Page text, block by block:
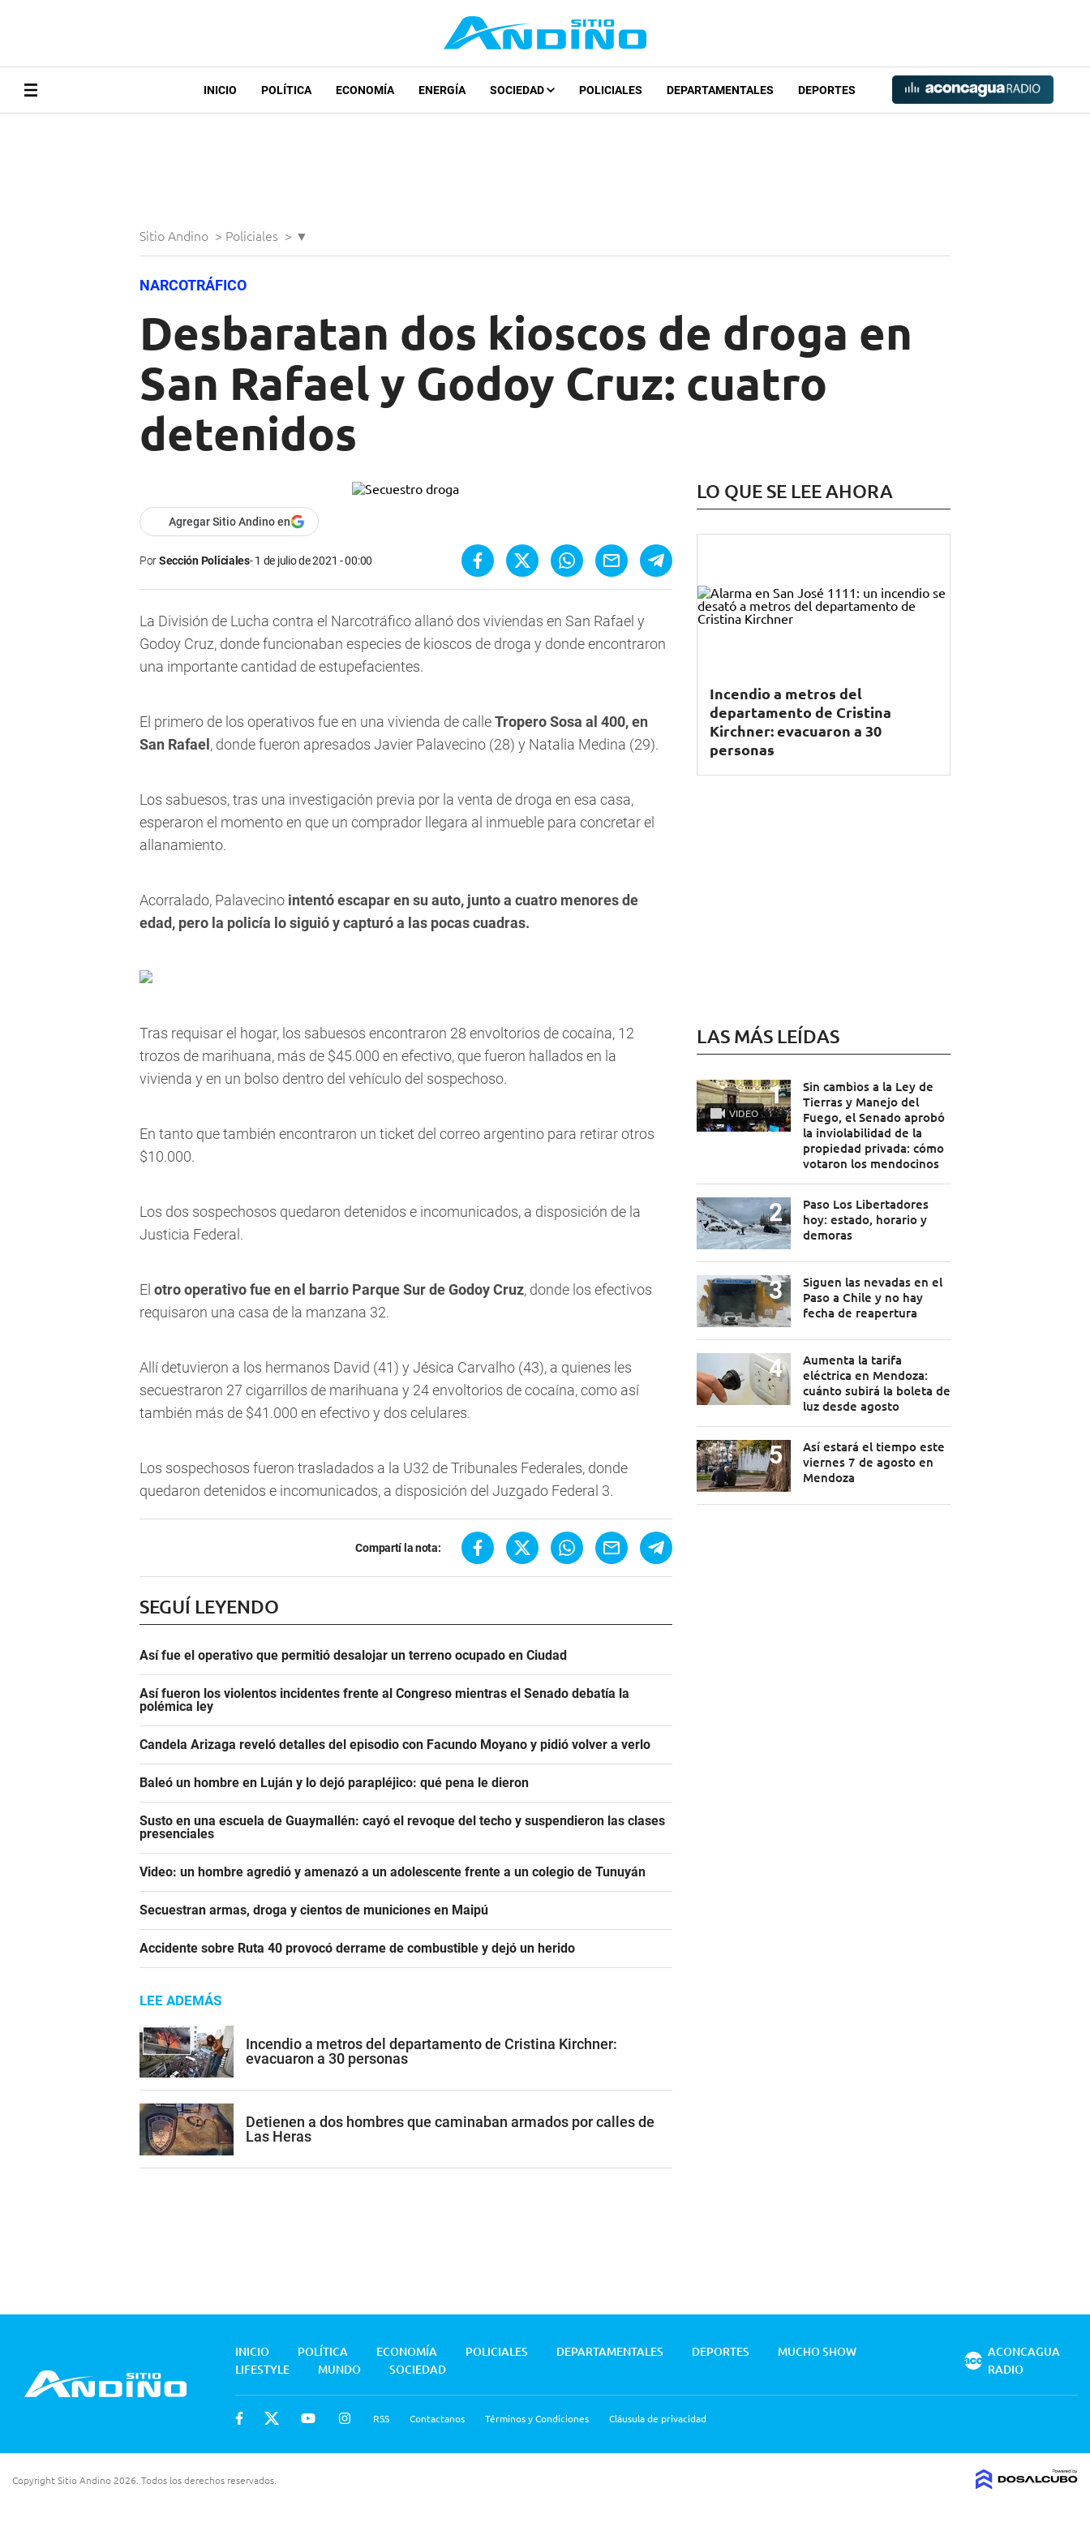
INICIO POLÍTICA ECONOMÍA ENERGÍA SOCIEDAD POLICIALES DEPARTAMENTALES DEPORTES
Sitio Andino > Policiales > ▼
NARCOTRÁFICO
Desbaratan dos kioscos de droga en
San Rafael y Godoy Cruz: cuatro
detenidos
Agregar Sitio Andino en
PorSección Policiales 1 de julio de 2021 - 00:00
La División de Lucha contra el Narcotráfico allanó dos viviendas en San Rafael y
Godoy Cruz, donde funcionaban especies de kioscos de droga y donde encontraron
una importante cantidad de estupefacientes.
El primero de los operativos fue en una vivienda de calleTropero Sosa al 400, en
San Rafael , donde fueron apresados Javier Palavecino (28) y Natalia Medina (29).
Los sabuesos, tras una investigación previa por la venta de droga en esa casa,
esperaron el momento en que un comprador llegara al inmueble para concretar el
allanamiento.
Acorralado, Palavecino intentó escapar en su auto, junto a cuatro menores de
edad, pero la policía lo siguió y capturó a las pocas cuadras.
Tras requisar el hogar, los sabuesos encontraron 28 envoltorios de cocaína, 12
trozos de marihuana, más de $45.000 en efectivo, que fueron hallados en la
vivienda y en un bolso dentro del vehículo del sospechoso.
En tanto que también encontraron un ticket del correo argentino para retirar otros
$10.000.
Los dos sospechosos quedaron detenidos e incomunicados, a disposición de la
Justicia Federal.
El otro operativo fue en el barrio Parque Sur de Godoy Cruz, donde los efectivos
requisaron una casa de la manzana 32.
Allí detuvieron a los hermanos David (41) y Jésica Carvalho (43), a quienes les
secuestraron 27 cigarrillos de marihuana y 24 envoltorios de cocaína, como así
también más de $41.000 en efectivoy dos celulares.
Los sospechosos fueron trasladados a la U32 de Tribunales Federales, donde
quedaron detenidos e incomunicados, a disposición del Juzgado Federal 3.
Compartí la nota:
SEGUÍ LEYENDO
Así fue el operativo que permitió desalojar un terreno ocupado en Ciudad
Así fueron los violentos incidentes frente al Congreso mientras el Senado debatía la
polémica ley
Candela Arizaga reveló detalles del episodio con Facundo Moyano y pidió volver a verlo
Baleó un hombre en Luján y lo dejó parapléjico: qué pena le dieron
Susto en una escuela de Guaymallén: cayó el revoque del techo y suspendieron las clases
presenciales
Video: un hombre agredió y amenazó a un adolescente frente a un colegio de Tunuyán
Secuestran armas, droga y cientos de municiones en Maipú
Accidente sobre Ruta 40 provocó derrame de combustible y dejó un herido
LEE ADEMÁS
Incendio a metros del departamento de Cristina Kirchner:
evacuaron a 30 personas
Detienen a dos hombres que caminaban armados por calles de
Las Heras
LO QUE SE LEE AHORA
Incendio a metros del
departamento de Cristina
Kirchner: evacuaron a 30
personas
LAS MÁS LEÍDAS
VIDEO
Sin cambios a la Ley de
Tierras y Manejo del
Fuego, el Senado aprobó
la inviolabilidad de la
propiedad privada: cómo
votaron los mendocinos
Paso Los Libertadores
hoy: estado, horario y
demoras
Siguen las nevadas en el
Paso a Chile y no hay
fecha de reapertura
Aumenta la tarifa
eléctrica en Mendoza:
cuánto subirá la boleta de
luz desde agosto
Así estará el tiempo este
viernes 7 de agosto en
Mendoza
INICIO POLÍTICA ECONOMÍA POLICIALES DEPARTAMENTALES DEPORTES
MUCHO SHOW
LIFESTYLE
MUNDO SOCIEDAD
RSS Contactanos Términos y Condiciones Cláusula de privacidad
ACONCAGUA
RADIO
Copyright Sitio Andino 2026. Todos los derechos reservados.